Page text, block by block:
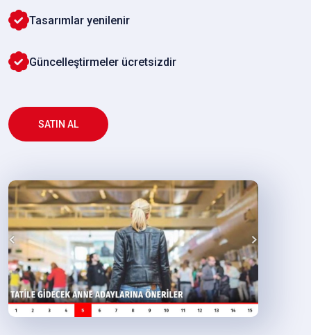
Tasarımlar yenilenir
Güncelleştirmeler ücretsizdir
SATIN AL